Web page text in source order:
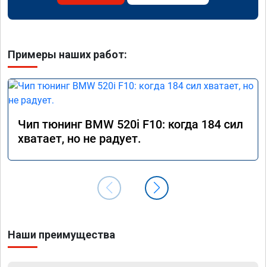
Примеры наших работ:
Чип тюнинг BMW 520i F10: когда 184 сил
хватает, но не радует.
Наши преимущества